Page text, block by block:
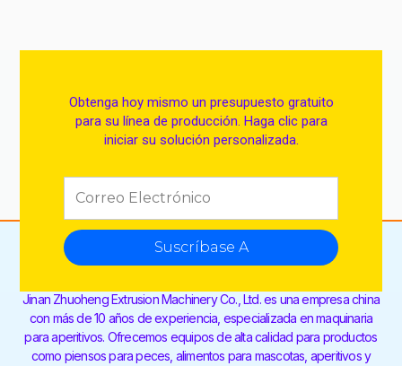
Obtenga hoy mismo un presupuesto gratuito
para su línea de producción. Haga clic para
iniciar su solución personalizada.
Suscríbase A
Jinan Zhuoheng Extrusion Machinery Co., Ltd. es una empresa china
con más de 10 años de experiencia, especializada en maquinaria
para aperitivos. Ofrecemos equipos de alta calidad para productos
como piensos para peces, alimentos para mascotas, aperitivos y